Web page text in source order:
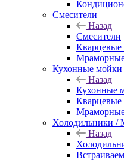
Смесители
Назад
Смесители
Кварцевые
Кухонные мойки
Назад
Кухонные
Кварцевые
Холодильники /
Назад